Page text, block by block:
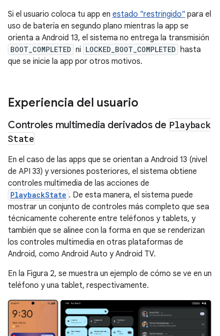
Si el usuario coloca tu app en estado "restringido" para el
uso de batería en segundo plano mientras la app se
orienta a Android 13, el sistema no entrega la transmisión
BOOT_COMPLETED ni LOCKED_BOOT_COMPLETED hasta
que se inicie la app por otros motivos.
Experiencia del usuario
Controles multimedia derivados de Playback
State
En el caso de las apps que se orientan a Android 13 (nivel
de API 33) y versiones posteriores, el sistema obtiene
controles multimedia de las acciones de
PlaybackState . De esta manera, el sistema puede
mostrar un conjunto de controles más completo que sea
técnicamente coherente entre teléfonos y tablets, y
también que se alinee con la forma en que se renderizan
los controles multimedia en otras plataformas de
Android, como Android Auto y Android TV.
En la Figura 2, se muestra un ejemplo de cómo se ve en un
teléfono y una tablet, respectivamente.